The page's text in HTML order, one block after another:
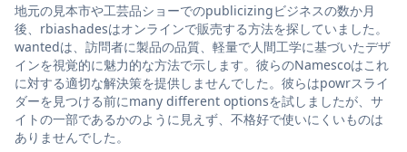
地元の見本市や工芸品ショーでのpublicizingビジネスの数か月
後、rbiashadesはオンラインで販売する方法を探していました。
wantedは、訪問者に製品の品質、軽量で人間工学に基づいたデザ
インを視覚的に魅力的な方法で示します。彼らのNamescoはこれ
に対する適切な解決策を提供しませんでした。彼らはpowrスライ
ダーを見つける前にmany different optionsを試しましたが、サ
イトの一部であるかのように見えず、不格好で使いにくいものは
ありませんでした。